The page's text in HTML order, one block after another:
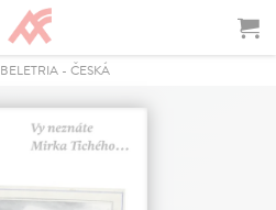
BELETRIA - ČESKÁ